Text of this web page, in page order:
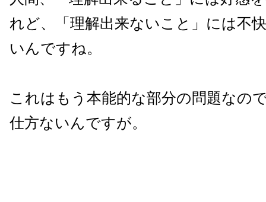
れど、「理解出来ないこと」には不
いんですね。
これはもう本能的な部分の問題なの
仕方ないんですが。